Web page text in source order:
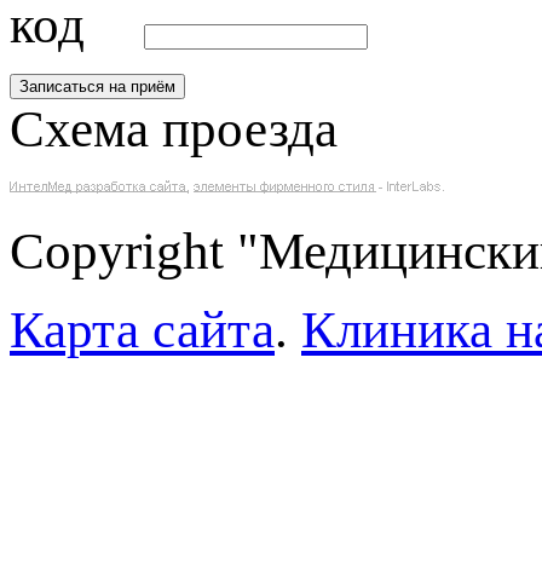
Схема проезда
Copyright
Карта сайта. Клиника